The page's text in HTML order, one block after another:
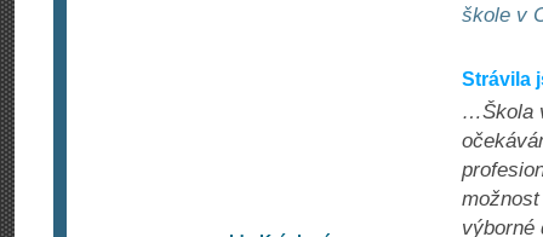
škole v
Strávila
…Škola
výborné